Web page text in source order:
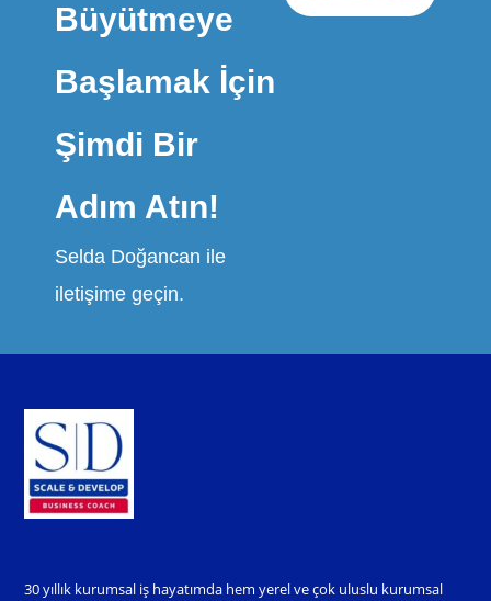
Büyütmeye
Başlamak İçin
Şimdi Bir
Adım Atın!
Selda Doğancan ile
iletişime geçin.
30 yıllık kurumsal iş hayatımda hem yerel ve çok uluslu kurumsal